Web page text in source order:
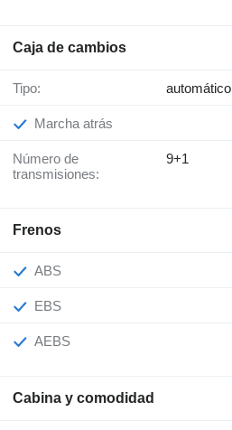
Caja de cambios
Tipo: automático
Marcha atrás
Número de
transmisiones:
9+1
Frenos
ABS
EBS
AEBS
Cabina y comodidad